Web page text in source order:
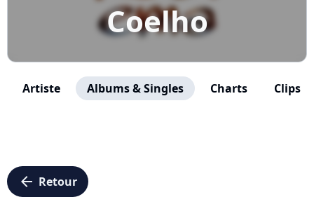
Coelho
Artiste Albums & Singles Charts Clips
arrow_left Retour